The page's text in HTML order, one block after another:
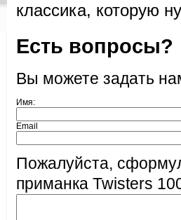
классика, которую
Есть вопросы?
Вы можете задать
Имя:
Email
Пожалуйста,
приманка Twisters